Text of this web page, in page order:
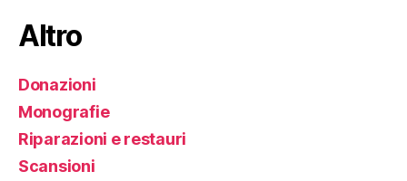
Altro
Donazioni
Monografie
Riparazioni e restauri
Scansioni